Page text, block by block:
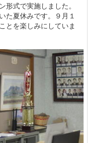
式で実施しました。
た夏休みです。９月１
とを楽しみにしていま